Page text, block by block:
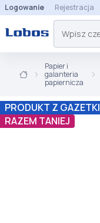
Logowanie Rejestracja
Papier i
galanteria
papiernicza
PRODUKT Z GAZETKI
RAZEM TANIEJ